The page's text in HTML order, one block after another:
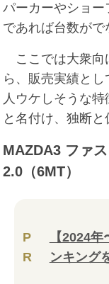
パーカーやショ
であれば台数がで
ここでは大衆向
ら、販売実績と
人ウケしそうな特
と名付け、独断と
MAZDA3 ファ
2.0（6MT）
P
R
【2024
ンキング